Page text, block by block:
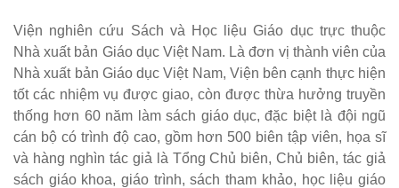
Viện nghiên cứu Sách và Học liệu Giáo dục trực thuộc
Nhà xuất bản Giáo dục Việt Nam. Là đơn vị thành viên của
Nhà xuất bản Giáo dục Việt Nam, Viện bên cạnh thực hiện
tốt các nhiệm vụ được giao, còn được thừa hưởng truyền
thống hơn 60 năm làm sách giáo dục, đặc biệt là đội ngũ
cán bộ có trình độ cao, gồm hơn 500 biên tập viên, họa sĩ
và hàng nghìn tác giả là Tổng Chủ biên, Chủ biên, tác giả
sách giáo khoa, giáo trình, sách tham khảo, học liệu giáo